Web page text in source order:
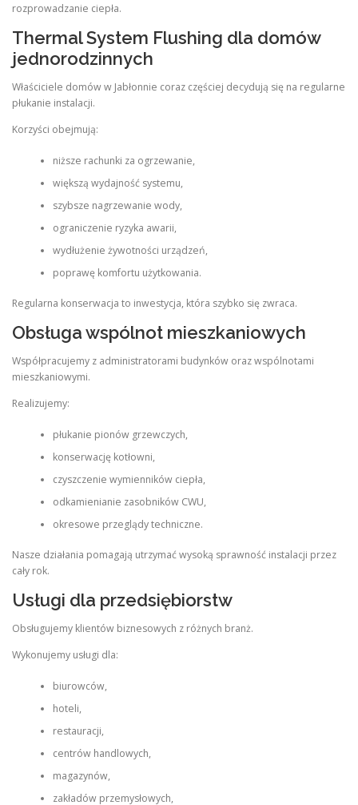
rozprowadzanie ciepła.
Thermal System Flushing dla domów
jednorodzinnych
Właściciele domów w Jabłonnie coraz częściej decydują się na regularne
płukanie instalacji.
Korzyści obejmują:
niższe rachunki za ogrzewanie,
większą wydajność systemu,
szybsze nagrzewanie wody,
ograniczenie ryzyka awarii,
wydłużenie żywotności urządzeń,
poprawę komfortu użytkowania.
Regularna konserwacja to inwestycja, która szybko się zwraca.
Obsługa wspólnot mieszkaniowych
Współpracujemy z administratorami budynków oraz wspólnotami
mieszkaniowymi.
Realizujemy:
płukanie pionów grzewczych,
konserwację kotłowni,
czyszczenie wymienników ciepła,
odkamienianie zasobników CWU,
okresowe przeglądy techniczne.
Nasze działania pomagają utrzymać wysoką sprawność instalacji przez
cały rok.
Usługi dla przedsiębiorstw
Obsługujemy klientów biznesowych z różnych branż.
Wykonujemy usługi dla:
biurowców,
hoteli,
restauracji,
centrów handlowych,
magazynów,
zakładów przemysłowych,